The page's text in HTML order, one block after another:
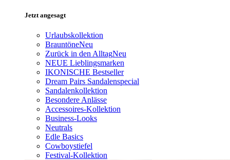
Jetzt angesagt
Urlaubskollektion
BrauntöneNeu
Zurück in den AlltagNeu
NEUE Lieblingsmarken
IKONISCHE Bestseller
Dream Pairs Sandalenspecial
Sandalenkollektion
Besondere Anlässe
Accessoires-Kollektion
Business-Looks
Neutrals
Edle Basics
Cowboystiefel
Festival-Kollektion